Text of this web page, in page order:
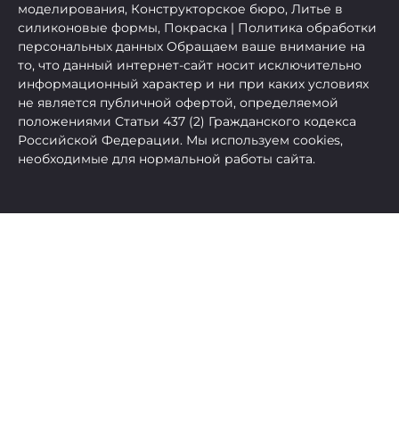
моделирования, Конструкторское бюро, Литье в
силиконовые формы, Покраска | Политика обработки
персональных данных Обращаем ваше внимание на
то, что данный интернет-сайт носит исключительно
информационный характер и ни при каких условиях
не является публичной офертой, определяемой
положениями Статьи 437 (2) Гражданского кодекса
Российской Федерации. Мы используем cookies,
необходимые для нормальной работы сайта.